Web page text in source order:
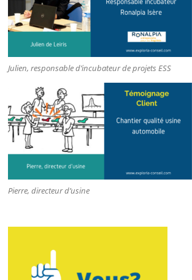
Julien, responsable d’incubateur de projets ESS
Pierre, directeur d’usine